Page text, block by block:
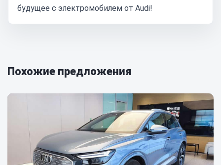
будущее с электромобилем от Audi!
Похожие предложения